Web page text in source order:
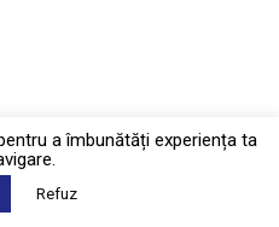
a îmbunătăți experiența ta
Refuz